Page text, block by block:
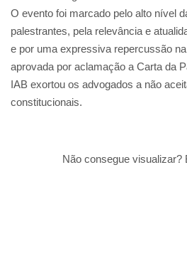
O evento foi marcado pelo alto nível
palestrantes, pela relevância e
e por uma expressiva repercussão
aprovada por aclamação a Carta da
IAB exortou os advogados a não
constitucionais.
Não consegue visualizar?